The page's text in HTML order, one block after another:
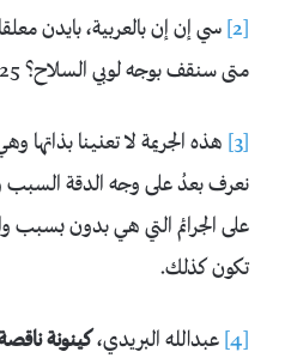
[2]
سي إن إن بالعربية، بايدن
متى سنقف بوجه لوبي السلاح؟ 25-5-2022 .
[3]
هذه الجريمة لا تعنينا بذاتها
نعرف بعدُ على وجه الدقة
على الجرائم التي هي بدون
تكون كذلك.
[4] عبدالله البريدي،كينونة